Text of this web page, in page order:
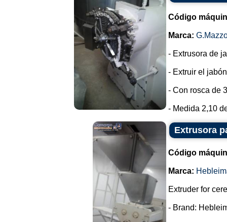
Código
Marca:
- Extrusora de
- Extruir el
- Con rosca de
- Medida 2,10
Extrusora
Código
Marca:
Extruder for
- Brand: